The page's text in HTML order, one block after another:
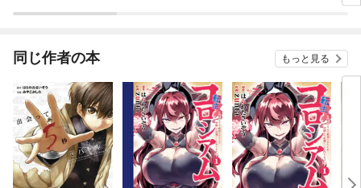
になってた～
同じ作者の本 もっと見る